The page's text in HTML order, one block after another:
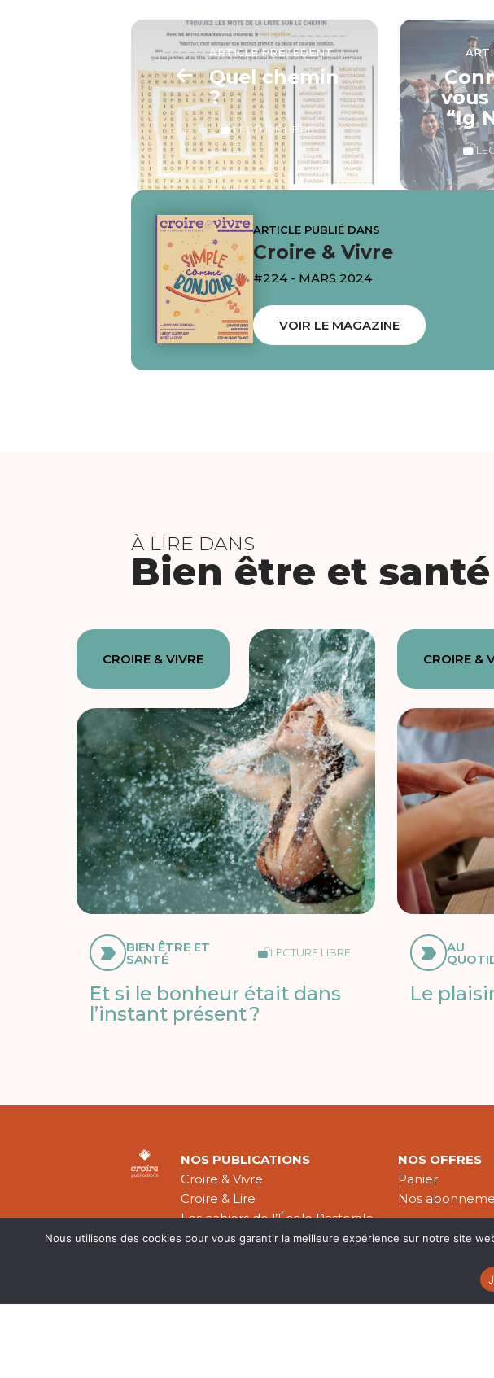
ARTICLE PRÉCÉDENT
Quel chemin
?
LECTURE LIBRE
“Ig
ARTICLE PUBLIÉ DANS
Croire & Vivre
#224 - MARS 2024
VOIR LE MAGAZINE
À LIRE DANS
Bien être et santé
CROIRE & VIVRE
BIEN ÊTRE ET
SANTÉ LECTURE LIBRE
Et si le bonheur était dans
l’instant présent ?
CROIRE &
AU
Le
NOS PUBLICATIONS
Croire & Vivre
Croire & Lire
Les cahiers de l’École Pastorale
Théologie Évangélique
NOS OFFRES
Panier
Nos
Nous utilisons des cookies pour vous garantir la meilleure expérience sur notre site